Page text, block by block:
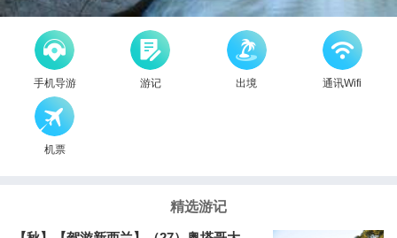
手机导游 游记 出境 通讯Wifi
机票
精选游记